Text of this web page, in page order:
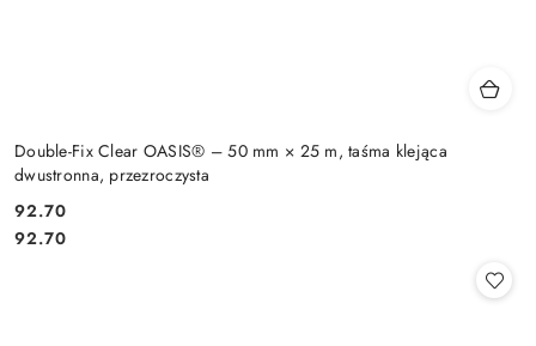
Double-Fix Clear OASIS® – 50 mm × 25 m, taśma klejąca
dwustronna, przezroczysta
Cena:
92.70
Cena:
92.70